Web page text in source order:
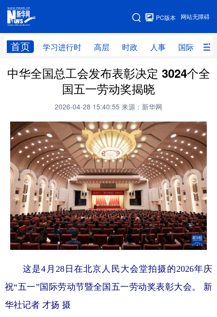
网站无障碍
PC版本
首页 学习进行时 高层 时政 人事 国际 财
网站地图
学习进行时 高层 时政 人事
财经 网评
科技 科创 量子 体育
文化 书画 健康 军事
访谈 视频 图片 政务
法律 中央文件 金融 汽车
食品 人居 信息化 数字经济
学术中国 乡村振兴 银龄 溯源中国
中华全国总工会发布表彰决定 3024个全
国五一劳动奖揭晓
2026-04-28 15:40:55 来源：新华网
这是4月28日在北京人民大会堂拍摄的2026年庆
祝“五一”国际劳动节暨全国五一劳动奖表彰大会。 新
华社记者 才扬 摄